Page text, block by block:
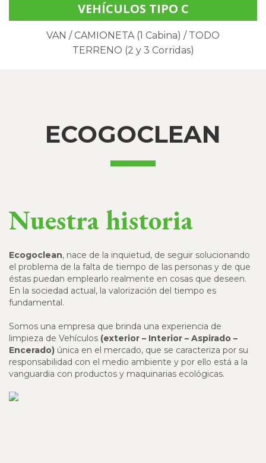
VEHÍCULOS TIPO C
VAN / CAMIONETA (1 Cabina) / TODO
TERRENO (2 y 3 Corridas)
ECOGOCLEAN
Nuestra historia
Ecogoclean, nace de la inquietud, de seguir solucionando
el problema de la falta de tiempo de las personas y de que
éstas puedan emplearlo realmente en cosas que deseen.
En la sociedad actual, la valorización del tiempo es
fundamental.
Somos una empresa que brinda una experiencia de
limpieza de Vehículos (exterior – Interior – Aspirado –
Encerado) única en el mercado, que se caracteriza por su
responsabilidad con el medio ambiente y por ello está a la
vanguardia con productos y maquinarias ecológicas.